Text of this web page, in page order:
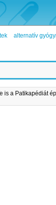
alternatív
a Patikapédiát